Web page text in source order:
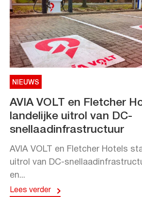
NIEUWS
AVIA VOLT en Fletcher
landelijke uitrol van DC-
snellaadinfrastructuur
AVIA VOLT en Fletcher Hotels
uitrol van DC-
en...
Lees verder